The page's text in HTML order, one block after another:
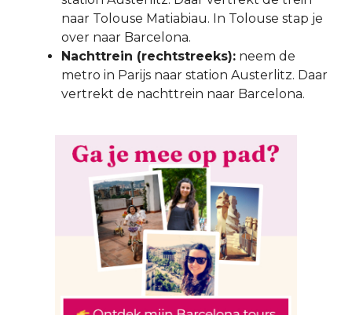
naar Tolouse Matiabiau. In Tolouse stap je
over naar Barcelona.
Nachttrein (rechtstreeks): neem de
metro in Parijs naar station Austerlitz. Daar
vertrekt de nachttrein naar Barcelona.